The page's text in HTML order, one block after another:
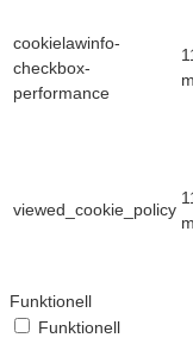
cookielawinfo-
checkbox-
performance
viewed_cookie_policy
Funktionell
Funktionell